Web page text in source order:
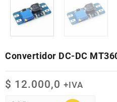
Convertidor DC-DC
$ 12.000,0 +IVA